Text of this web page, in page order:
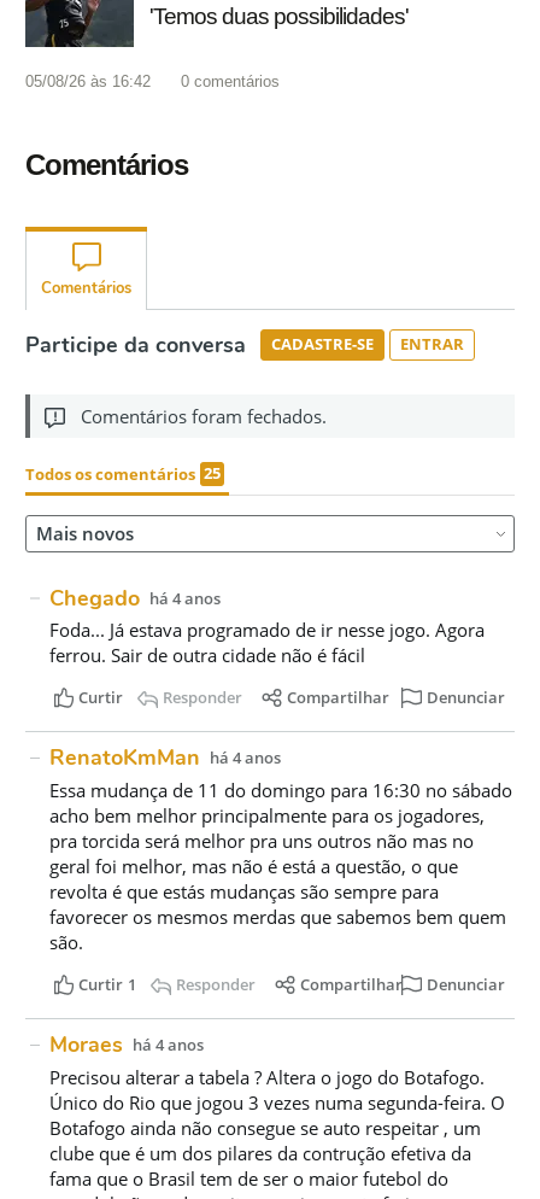
'Temos duas possibilidades'
05/08/26 às 16:42 0 comentários
Comentários